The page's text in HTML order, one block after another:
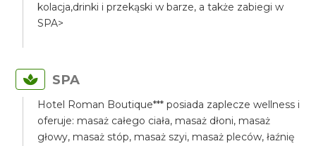
kolacja,drinki i przekąski w barze, a także zabiegi w
SPA>
SPA
Hotel Roman Boutique*** posiada zaplecze wellness i
oferuje: masaż całego ciała, masaż dłoni, masaż
głowy, masaż stóp, masaż szyi, masaż pleców, łaźnię